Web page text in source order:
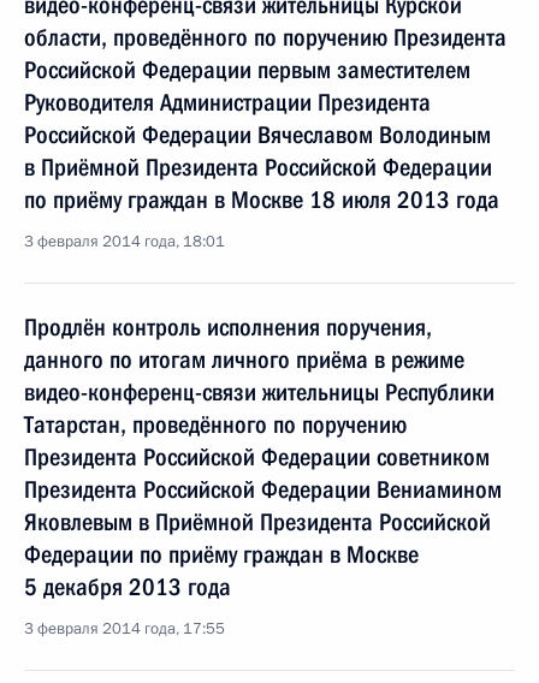
области, проведённого по поручению Президента
Российской Федерации первым заместителем
Руководителя Администрации Президента
Российской Федерации Вячеславом Володиным
в Приёмной Президента Российской Федерации
по приёму граждан в Москве 18 июля 2013 года
3 февраля 2014 года, 18:01
Продлён контроль исполнения поручения,
данного по итогам личного приёма в режиме
видео-конференц-связи жительницы Республики
Татарстан, проведённого по поручению
Президента Российской Федерации советником
Президента Российской Федерации Вениамином
Яковлевым в Приёмной Президента Российской
Федерации по приёму граждан в Москве
5 декабря 2013 года
3 февраля 2014 года, 17:55